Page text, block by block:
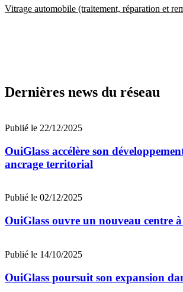
Vitrage automobile (traitement, réparation et
Dernières news du réseau
Publié le 22/12/2025
OuiGlass accélère son
ancrage territorial
Publié le 02/12/2025
OuiGlass ouvre un nouveau centre
Publié le 14/10/2025
OuiGlass poursuit son expansion